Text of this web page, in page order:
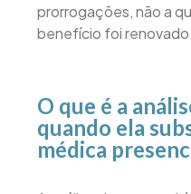
prorrogações, não a
benefício foi renovado.
O que é a
quando ela
médica